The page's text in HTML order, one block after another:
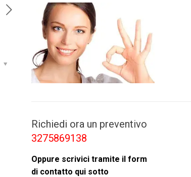
Richiedi ora un preventivo
3275869138
Oppure scrivici tramite il form
di contatto qui sotto